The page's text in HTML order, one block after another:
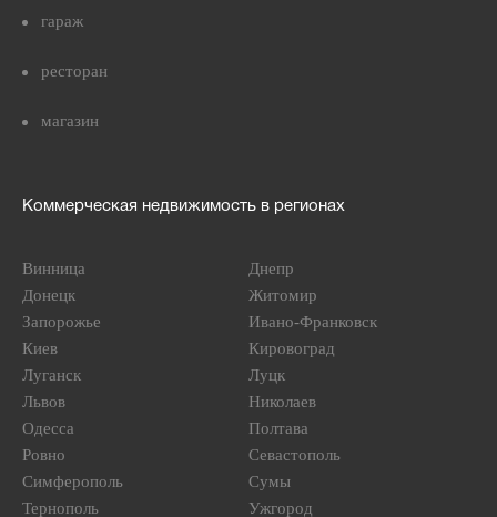
гараж
ресторан
магазин
Коммерческая недвижимость в регионах
Винница
Днепр
Донецк
Житомир
Запорожье
Ивано-Франковск
Киев
Кировоград
Луганск
Луцк
Львов
Николаев
Одесса
Полтава
Ровно
Севастополь
Симферополь
Сумы
Тернополь
Ужгород